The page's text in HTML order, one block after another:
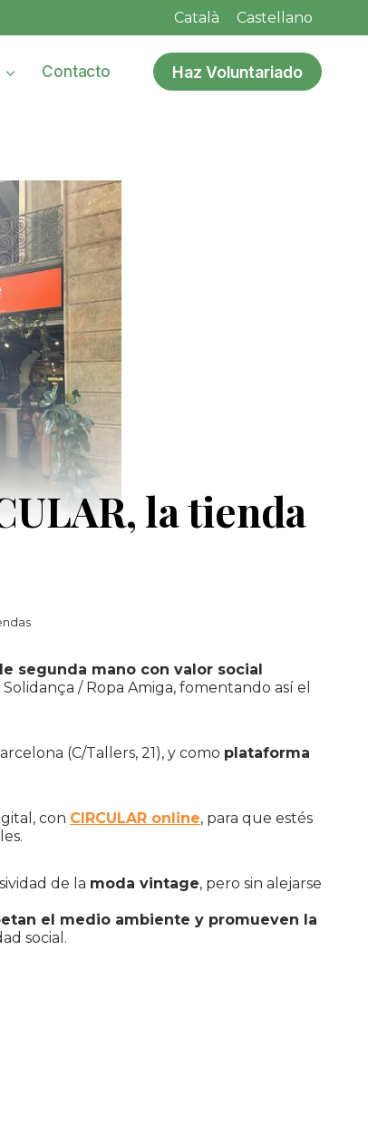
Català Castellano
Contacto Haz Voluntariado
la tienda
segunda mano con valor social
/ Ropa Amiga, fomentando así el
(C/Tallers, 21), y como plataforma
con CIRCULAR online, para que estés
de la moda vintage, pero sin alejarse
el medio ambiente y promueven la
social.